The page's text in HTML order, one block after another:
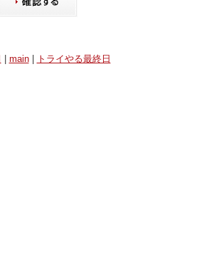
main| トライやる最終日